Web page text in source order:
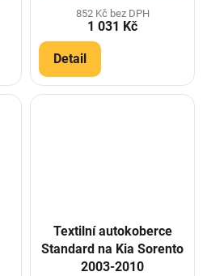
852 Kč bez DPH
1 031 Kč
Detail
Textilní autokoberce
Standard na Kia Sorento
2003-2010